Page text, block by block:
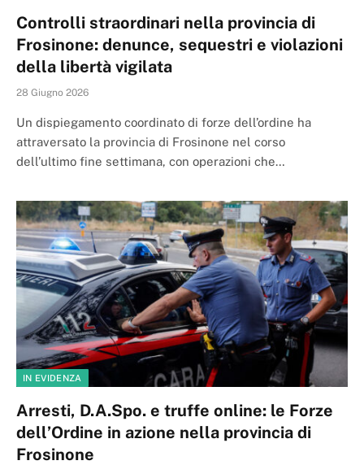
Controlli straordinari nella provincia di
Frosinone: denunce, sequestri e violazioni
della libertà vigilata
28 Giugno 2026
Un dispiegamento coordinato di forze dell’ordine ha
attraversato la provincia di Frosinone nel corso
dell’ultimo fine settimana, con operazioni che…
IN EVIDENZA
Arresti, D.A.Spo. e truffe online: le Forze
dell’Ordine in azione nella provincia di
Frosinone